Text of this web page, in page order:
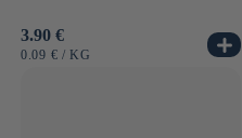
Normale
prijs
3.90 €
EENHEIDSPRIJS
0.09 € / PER
KG